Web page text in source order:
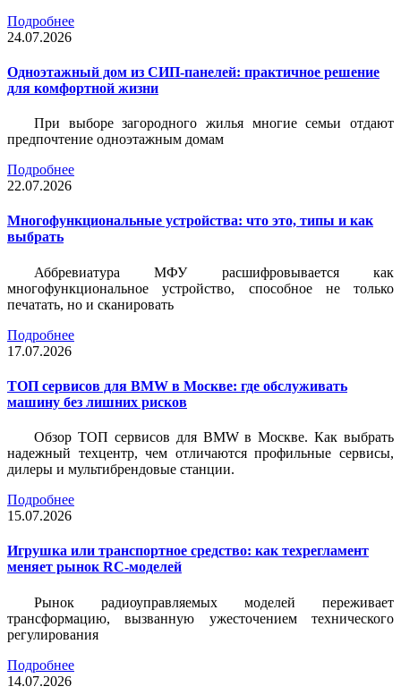
Подробнее
24.07.2026
Одноэтажный дом из СИП-панелей: практичное решение
для комфортной жизни
При выборе загородного жилья многие семьи отдают
предпочтение одноэтажным домам
Подробнее
22.07.2026
Многофункциональные устройства: что это, типы и как
выбрать
Аббревиатура МФУ расшифровывается как
многофункциональное устройство, способное не только
печатать, но и сканировать
Подробнее
17.07.2026
ТОП сервисов для BMW в Москве: где обслуживать
машину без лишних рисков
Обзор ТОП сервисов для BMW в Москве. Как выбрать
надежный техцентр, чем отличаются профильные сервисы,
дилеры и мультибрендовые станции.
Подробнее
15.07.2026
Игрушка или транспортное средство: как техрегламент
меняет рынок RC-моделей
Рынок радиоуправляемых моделей переживает
трансформацию, вызванную ужесточением технического
регулирования
Подробнее
14.07.2026